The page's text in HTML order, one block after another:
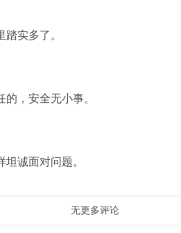
实多了。
，安全无小事。
诚面对问题。
无更多评论